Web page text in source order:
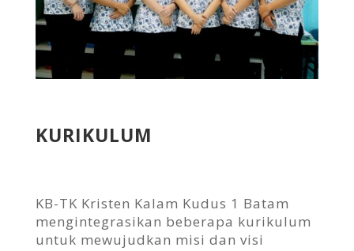
KURIKULUM
KB-TK Kristen Kalam Kudus 1 Batam
mengintegrasikan beberapa kurikulum
untuk mewujudkan misi dan visi